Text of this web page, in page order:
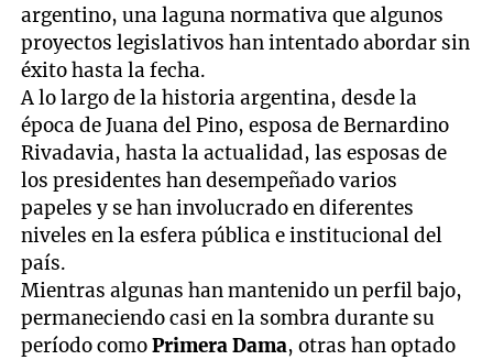
argentino, una laguna normativa que algunos
proyectos legislativos han intentado abordar sin
éxito hasta la fecha.
A lo largo de la historia argentina, desde la
época de Juana del Pino, esposa de Bernardino
Rivadavia, hasta la actualidad, las esposas de
los presidentes han desempeñado varios
papeles y se han involucrado en diferentes
niveles en la esfera pública e institucional del
país.
Mientras algunas han mantenido un perfil bajo,
permaneciendo casi en la sombra durante su
período comoPrimera Dama, otras han optado